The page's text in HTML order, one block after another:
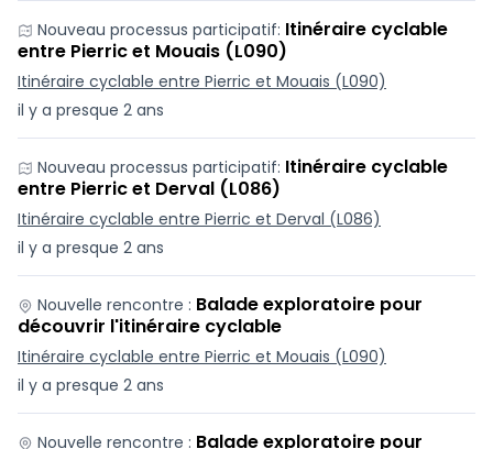
il y a presque 2 ans
Nouveau processus participatif: Itinéraire cyclable
entre Pierric et Mouais (L090)
Itinéraire cyclable entre Pierric et Mouais (L090)
il y a presque 2 ans
Nouveau processus participatif: Itinéraire cyclable
entre Pierric et Derval (L086)
Itinéraire cyclable entre Pierric et Derval (L086)
il y a presque 2 ans
Nouvelle rencontre : Balade exploratoire pour
découvrir l'itinéraire cyclable
Itinéraire cyclable entre Pierric et Mouais (L090)
Nouvelle rencontre : Balade exploratoire pour